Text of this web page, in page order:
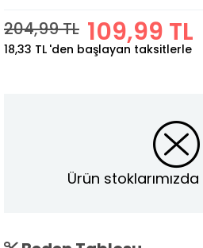
204,99 TL 109,99 TL
18,33 TL 'den başlayan taksitlerle
Ürün stoklarımızda